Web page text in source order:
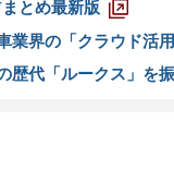
とめ最新版
業界の「クラウド活
歴代「ルークス」を